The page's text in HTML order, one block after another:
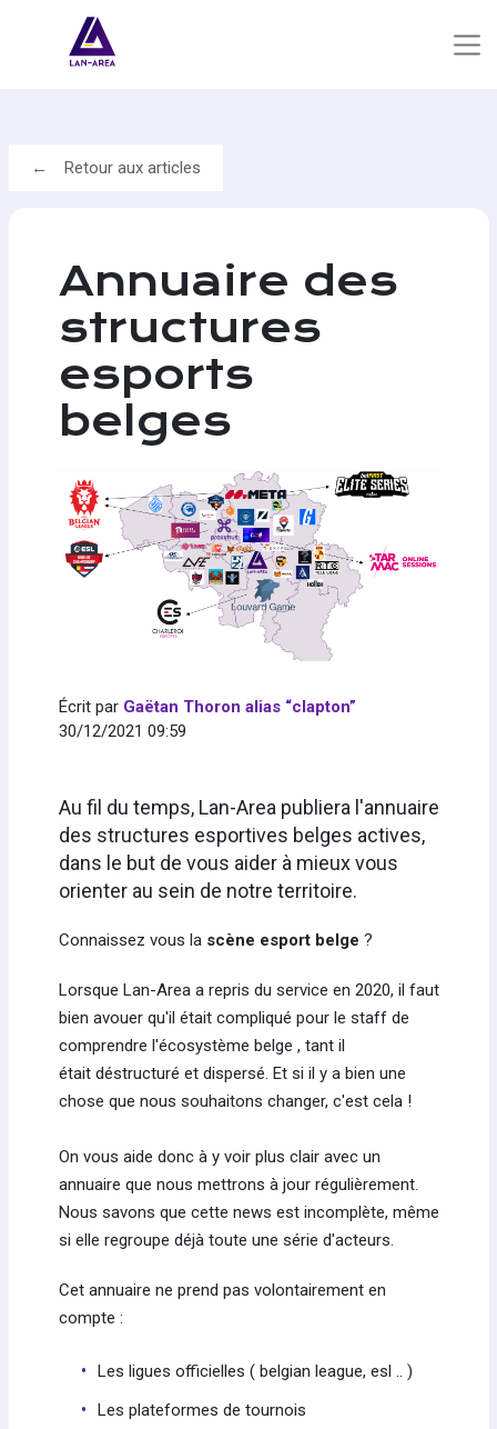
Retour aux articles
Annuaire des
structures
esports
belges
Écrit par Gaëtan Thoron alias “clapton”
30/12/2021 09:59
Au fil du temps, Lan-Area publiera l'annuaire
des structures esportives belges actives,
dans le but de vous aider à mieux vous
orienter au sein de notre territoire.
Connaissez vous la scène esport belge ?
Lorsque Lan-Area a repris du service en 2020, il faut
bien avouer qu'il était compliqué pour le staff de
comprendre l'écosystème belge , tant il
était déstructuré et dispersé. Et si il y a bien une
chose que nous souhaitons changer, c'est cela !
On vous aide donc à y voir plus clair avec un
annuaire que nous mettrons à jour régulièrement.
Nous savons que cette news est incomplète, même
si elle regroupe déjà toute une série d'acteurs.
Cet annuaire ne prend pas volontairement en
compte :
Les ligues officielles ( belgian league, esl .. )
Les plateformes de tournois